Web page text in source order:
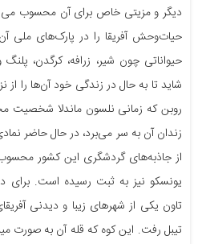
دیگر و مزیتی خاص برای آن محسوب
حیات‌وحش آفریقا را در پارک‌های ملی
حیواناتی چون شیر، زرافه، کرگدن،
شاید تا به حال در زندگی خود آن‌ها را از
روبن که زمانی نلسون ماندلا شخصیت
زندان آن به سر می‌برد، در حال حاضر
از جاذبه‌های گردشگری این کشور
تاون یکی از شهرهای زیبا و دیدنی
تیبل رفت. این کوه که قله آن به